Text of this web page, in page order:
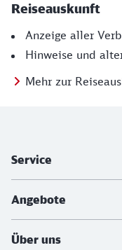
Reiseauskunft
Anzeige aller
Hinweise und
Mehr zur
Service
Angebote
Über uns